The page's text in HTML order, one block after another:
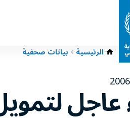
الرئيسية بيانات صحفية
عاجل